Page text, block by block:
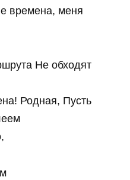
времена, меня
Не обходят
Родная, Пусть